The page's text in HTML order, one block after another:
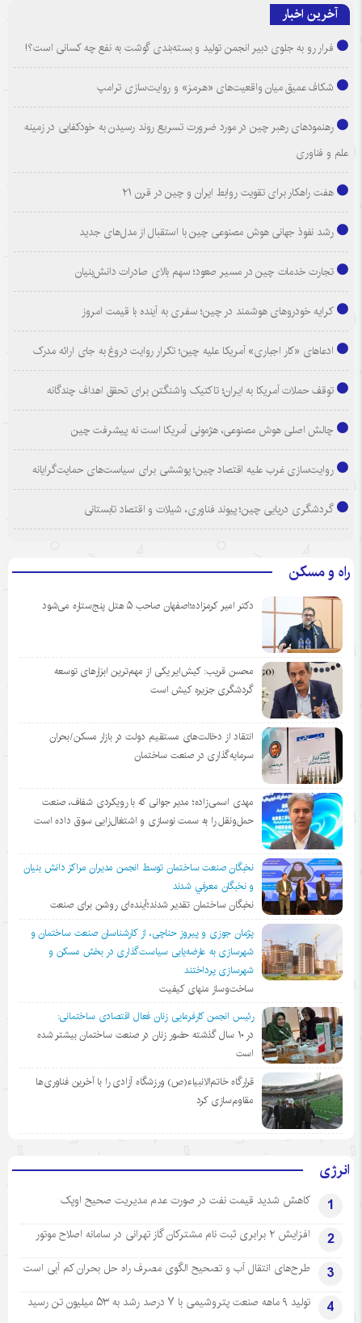
آخرین اخبار
فرار رو به جلوی دبیر انجمن تولید و بسته‌بندی گوشت به نفع چه کسانی است؟!
شکاف عمیق میان واقعیت‌های «هرمز» و روایت‌سازی ترامپ
رهنمودهای رهبر چین در مورد ضرورت تسریع روند رسیدن به خودکفایی در زمینه
علم و فناوری
هفت راهکار برای تقویت روابط ایران و چین در قرن ۲۱
رشد نفوذ جهانی هوش مصنوعی چین با استقبال از مدل‌های جدید
تجارت خدمات چین در مسیر صعود؛ سهم بالای صادرات دانش‌بنیان
کرایه خودروهای هوشمند در چین؛ سفری به آینده با قیمت امروز
ادعاهای «کار اجباری» آمریکا علیه چین؛ تکرار روایت دروغ به جای ارائه مدرک
توقف حملات آمریکا به ایران؛ تاکتیک واشنگتن برای تحقق اهداف چندگانه
چالش اصلی هوش مصنوعی، هژمونی آمریکا است نه پیشرفت چین
روایت‌سازی غرب علیه اقتصاد چین؛ پوششی برای سیاست‌های حمایت‌گرایانه
گردشگری دریایی چین؛ پیوند فناوری، شیلات و اقتصاد تابستانی
راه و مسکن
دکتر امیر کرمزاده؛اصفهان صاحب ۵ هتل پنج‌ستاره می‌شود
محسن قریب: کیش‌ایر یکی از مهم‌ترین ابزارهای توسعه
گردشگری جزیره کیش است
انتقاد از دخالت‌های مستقیم دولت در بازار مسکن/بحران
سرمایه‌گذاری در صنعت ساختمان
مهدی اسمی‌زاده؛ مدیر جوانی که با رویکردی شفاف، صنعت
حمل‌ونقل را به سمت نوسازی و اشتغال‌زایی سوق داده است
نخبگان صنعت ساختمان توسط انجمن مديران مراكز دانش بنيان
و نخبگان معرفي شدند
نخبگان ساختمان تقدیر شدند؛آینده‌ای روشن برای صنعت
پژمان جوزی و پیروز حناچی، از کارشناسان صنعت ساختمان و
شهرسازی به عارضه‌یابی سیاست‌گذاری در بخش مسکن و
شهرسازی پرداختند
ساخت‌وساز منهای کیفیت
رئیس انجمن کارفرمایی زنان فعال اقتصادی ساختمانی:
در ١٠ سال گذشته حضور زنان در صنعت ساختمان بیشتر شده
است
قرارگاه خاتم‌الانبیاء(ص) ورزشگاه آزادی را با آخرین فناوری‌ها
مقاوم‌سازی کرد
انرژی
1 کاهش شدید قیمت نفت در صورت عدم مدیریت صحیح اوپک
2 افزایش ۲ برابری ثبت نام مشترکان گاز تهرانی‌ در سامانه اصلاح موتور
3 طرح‌های انتقال آب و تصحیح الگوی مصرف راه حل بحران کم آبی است
4 تولید ۹ ماهه صنعت پتروشیمی با ۷ درصد رشد به ۵۳ میلیون تن رسید